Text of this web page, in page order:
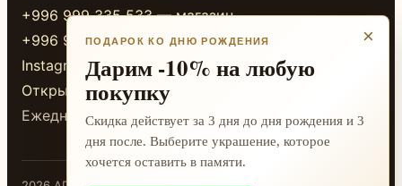
+996 999 335 533 — магазин
+996 999 338 333 — магазин
Instagram
Открыть в 2GIS
Ежедневно 10:00-20:00
×
ПОДАРОК КО ДНЮ РОЖДЕНИЯ
Дарим -10% на любую
покупку
Скидка действует за 3 дня до дня рождения и 3
дня после. Выберите украшение, которое
хочется оставить в памяти.